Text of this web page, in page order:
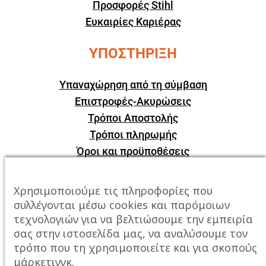
Προσφορές Stihl
Ευκαιρίες Καριέρας
ΥΠΟΣΤΗΡΙΞΗ
Υπαναχώρηση από τη σύμβαση
Επιστροφές-Ακυρώσεις
Τρόποι Αποστολής
Τρόποι πληρωμής
Όροι και προϋποθέσεις
ΕΠΙΚΟΙΝΩΝΙΑ
Πόλη: Καβάλα, Σταυρός Αμυγδαλεώνα
Τηλέφωνο:2510247678
Χρησιμοποιούμε τις πληροφορίες που
συλλέγονται μέσω cookies και παρόμοιων
τεχνολογιών για να βελτιώσουμε την εμπειρία
σας στην ιστοσελίδα μας, να αναλύσουμε τον
τρόπο που τη χρησιμοποιείτε και για σκοπούς
μάρκετινγκ.